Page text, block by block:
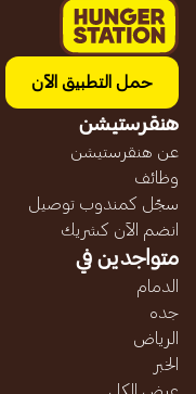
حمل التطبيق الآن
هنقرستيشن
عن هنقرستيشن
وظائف
سجّل كمندوب توصيل
انضم الآن كشريك
متواجدين في
الدمام
جده
الرياض
الخبر